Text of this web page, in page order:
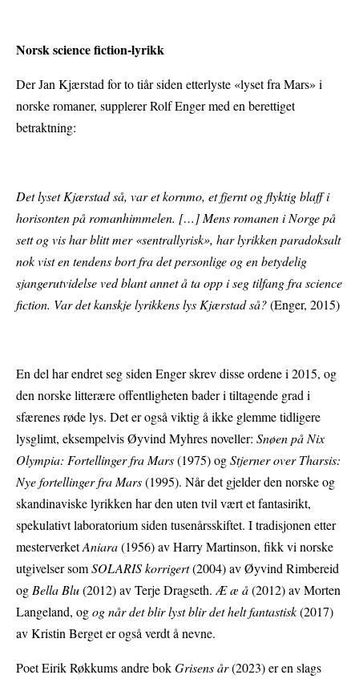
Norsk science fiction-lyrikk
Der Jan Kjærstad for to tiår siden etterlyste «lyset fra Mars» i
norske romaner, supplerer Rolf Enger med en berettiget
betraktning:
Det lyset Kjærstad så, var et kornmo, et fjernt og flyktig blaff i
horisonten på romanhimmelen. […] Mens romanen i Norge på
sett og vis har blitt mer «sentrallyrisk», har lyrikken paradoksalt
nok vist en tendens bort fra det personlige og en betydelig
sjangerutvidelse ved blant annet å ta opp i seg tilfang fra science
fiction. Var det kanskje lyrikkens lys Kjærstad så?(Enger, 2015)
En del har endret seg siden Enger skrev disse ordene i 2015, og
den norske litterære offentligheten bader i tiltagende grad i
sfærenes røde lys. Det er også viktig å ikke glemme tidligere
lysglimt, eksempelvis Øyvind Myhres noveller: Snøen på Nix
Olympia: Fortellinger fra Mars(1975) ogStjerner over Tharsis:
Nye fortellinger fra Mars(1995). Når det gjelder den norske og
skandinaviske lyrikken har den uten tvil vært et fantasirikt,
spekulativt laboratorium siden tusenårsskiftet. I tradisjonen etter
mesterverketAniara(1956) av Harry Martinson, fikk vi norske
utgivelser somSOLARIS korrigert(2004) av Øyvind Rimbereid
ogBella Blu(2012) av Terje Dragseth.Æ æ å(2012) av Morten
Langeland, ogog når det blir lyst blir det helt fantastisk(2017)
av Kristin Berget er også verdt å nevne.
Poet Eirik Røkkums andre bokGrisens år(2023) er en slags